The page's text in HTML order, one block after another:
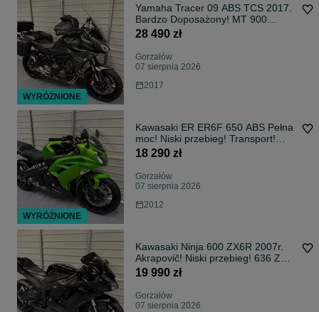
Yamaha Tracer 09 ABS TCS 2017.
Bardzo Doposażony! MT 900
RATY!
28 490 zł
Gorzałów
07 sierpnia 2026
2017
Kawasaki ER ER6F 650 ABS Pełna
moc! Niski przebieg! Transport!
RATY!
18 290 zł
Gorzałów
07 sierpnia 2026
2012
Kawasaki Ninja 600 ZX6R 2007r.
Akrapovič! Niski przebieg! 636 ZX-
6R
19 990 zł
Gorzałów
07 sierpnia 2026
WYRÓŻNIONE
WYRÓŻNIONE